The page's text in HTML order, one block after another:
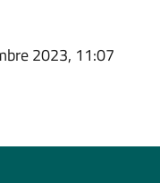
2023, 11:07